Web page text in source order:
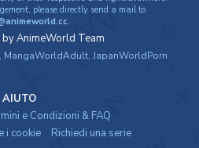
ep
please directly send a mail to
.
by AnimeWorld Team
, MangaWorldAdult, JapanWorldPorn
AIUTO
e Condizioni & FAQ
i cookie
Richiedi una serie